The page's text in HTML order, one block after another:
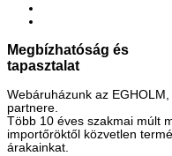
Megbízhatóság és
tapasztalat
Webáruházunk az
partnere.
Több 10 éves szakmai múlt
importőröktől közvetlen
árakainkat.